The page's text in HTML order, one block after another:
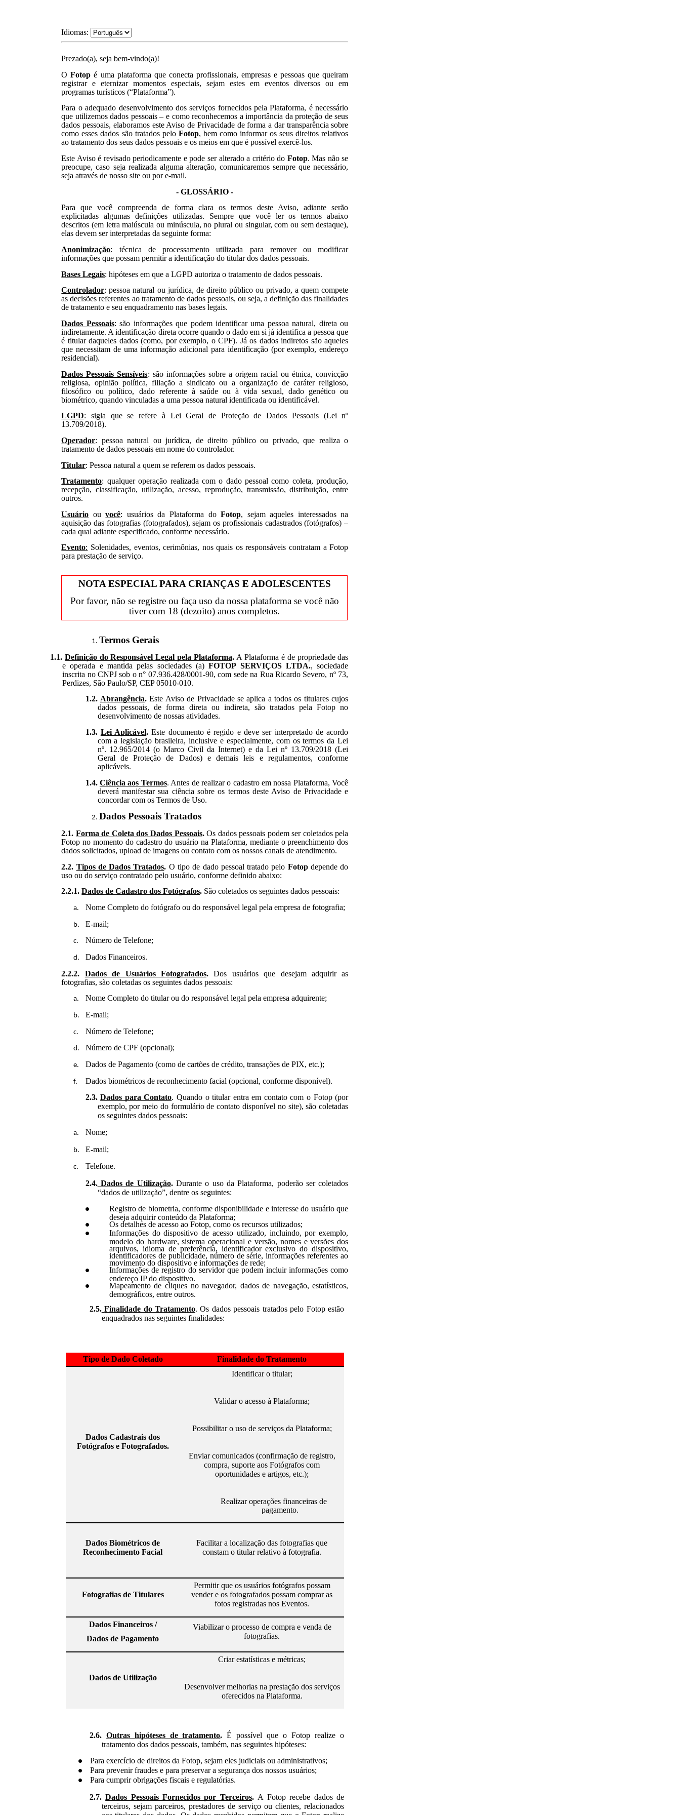
Idiomas:
Prezado(a), seja bem-vindo(a)!
O Fotop é uma plataforma que conecta profissionais, empresas e pessoas que queiram
registrar e eternizar momentos especiais, sejam estes em eventos diversos ou em
programas turísticos (“Plataforma”).
Para o adequado desenvolvimento dos serviços fornecidos pela Plataforma, é necessário
que utilizemos dados pessoais – e como reconhecemos a importância da proteção de seus
dados pessoais, elaboramos este Aviso de Privacidade de forma a dar transparência sobre
como esses dados são tratados pelo Fotop, bem como informar os seus direitos relativos
ao tratamento dos seus dados pessoais e os meios em que é possível exercê-los.
Este Aviso é revisado periodicamente e pode ser alterado a critério do Fotop. Mas não se
preocupe, caso seja realizada alguma alteração, comunicaremos sempre que necessário,
seja através de nosso site ou por e-mail.
- GLOSSÁRIO -
Para que você compreenda de forma clara os termos deste Aviso, adiante serão
explicitadas algumas definições utilizadas. Sempre que você ler os termos abaixo
descritos (em letra maiúscula ou minúscula, no plural ou singular, com ou sem destaque),
elas devem ser interpretadas da seguinte forma:
Anonimização: técnica de processamento utilizada para remover ou modificar
informações que possam permitir a identificação do titular dos dados pessoais.
Bases Legais: hipóteses em que a LGPD autoriza o tratamento de dados pessoais.
Controlador: pessoa natural ou jurídica, de direito público ou privado, a quem compete
as decisões referentes ao tratamento de dados pessoais, ou seja, a definição das finalidades
de tratamento e seu enquadramento nas bases legais.
Dados Pessoais: são informações que podem identificar uma pessoa natural, direta ou
indiretamente. A identificação direta ocorre quando o dado em si já identifica a pessoa que
é titular daqueles dados (como, por exemplo, o CPF). Já os dados indiretos são aqueles
que necessitam de uma informação adicional para identificação (por exemplo, endereço
residencial).
Dados Pessoais Sensíveis: são informações sobre a origem racial ou étnica, convicção
religiosa, opinião política, filiação a sindicato ou a organização de caráter religioso,
filosófico ou político, dado referente à saúde ou à vida sexual, dado genético ou
biométrico, quando vinculadas a uma pessoa natural identificada ou identificável.
LGPD: sigla que se refere à Lei Geral de Proteção de Dados Pessoais (Lei nº
13.709/2018).
Operador: pessoa natural ou jurídica, de direito público ou privado, que realiza o
tratamento de dados pessoais em nome do controlador.
Titular: Pessoa natural a quem se referem os dados pessoais.
Tratamento: qualquer operação realizada com o dado pessoal como coleta, produção,
recepção, classificação, utilização, acesso, reprodução, transmissão, distribuição, entre
outros.
Usuário ouvocê: usuários da Plataforma doFotop, sejam aqueles interessados na
aquisição das fotografias (fotografados), sejam os profissionais cadastrados (fotógrafos) –
cada qual adiante especificado, conforme necessário.
Evento: Solenidades, eventos, cerimônias, nos quais os responsáveis contratam a Fotop
para prestação de serviço.
NOTA ESPECIAL PARA CRIANÇAS E ADOLESCENTES
Por favor, não se registre ou faça uso da nossa plataforma se você não
tiver com 18 (dezoito) anos completos.
Termos Gerais
1.1. Definição do Responsável Legal pela Plataforma.A Plataforma é de propriedade das
e operada e mantida pelas sociedades (a)FOTOP SERVIÇOS LTDA., sociedade
inscrita no CNPJ sob o n° 07.936.428/0001-90, com sede na Rua Ricardo Severo, nº 73,
Perdizes, São Paulo/SP, CEP 05010-010.
1.2. Abrangência.Este Aviso de Privacidade se aplica a todos os titulares cujos
dados pessoais, de forma direta ou indireta, são tratados pela Fotop no
desenvolvimento de nossas atividades.
1.3. Lei Aplicável. Este documento é regido e deve ser interpretado de acordo
com a legislação brasileira, inclusive e especialmente, com os termos da Lei
nº. 12.965/2014 (o Marco Civil da Internet) e da Lei nº 13.709/2018 (Lei
Geral de Proteção de Dados) e demais leis e regulamentos, conforme
aplicáveis.
1.4. Ciência aos Termos. Antes de realizar o cadastro em nossa Plataforma, Você
deverá manifestar sua ciência sobre os termos deste Aviso de Privacidade e
concordar com os Termos de Uso.
Dados Pessoais Tratados
2.1. Forma de Coleta dos Dados Pessoais.Os dados pessoais podem ser coletados pela
Fotop no momento do cadastro do usuário na Plataforma, mediante o preenchimento dos
dados solicitados, upload de imagens ou contato com os nossos canais de atendimento.
2.2. Tipos de Dados Tratados. O tipo de dado pessoal tratado pelo Fotopdepende do
uso ou do serviço contratado pelo usuário, conforme definido abaixo:
2.2.1.Dados de Cadastro dos Fotógrafos. São coletados os seguintes dados pessoais:
Nome Completo do fotógrafo ou do responsável legal pela empresa de fotografia;
E-mail;
Número de Telefone;
Dados Financeiros.
2.2.2. Dados de Usuários Fotografados.Dos usuários que desejam adquirir as
fotografias, são coletadas os seguintes dados pessoais:
Nome Completo do titular ou do responsável legal pela empresa adquirente;
E-mail;
Número de Telefone;
Número de CPF (opcional);
Dados de Pagamento (como de cartões de crédito, transações de PIX, etc.);
Dados biométricos de reconhecimento facial (opcional, conforme disponível).
2.3.Dados para Contato. Quando o titular entra em contato como Fotop (por
exemplo, por meio do formulário de contato disponível no site), são coletadas
os seguintes dados pessoais:
Nome;
E-mail;
Telefone.
2.4.Dados de Utilização. Durante o uso da Plataforma, poderão ser coletados
“dados de utilização”, dentre os seguintes:
Registro de biometria, conforme disponibilidade e interesse do usuário que
deseja adquirir conteúdo da Plataforma;
Os detalhes de acesso ao Fotop, como os recursos utilizados;
Informações do dispositivo de acesso utilizado, incluindo, por exemplo,
modelo do hardware, sistema operacional e versão, nomes e versões dos
arquivos, idioma de preferência, identificador exclusivo do dispositivo,
identificadores de publicidade, número de série, informações referentes ao
movimento do dispositivo e informações de rede;
Informações de registro do servidor que podem incluir informações como
endereço IP do dispositivo.
Mapeamento de cliques no navegador, dados de navegação, estatísticos,
demográficos, entre outros.
2.5. Finalidade do Tratamento. Os dados pessoais tratados pelo Fotop estão
enquadrados nas seguintes finalidades:
Tipo de Dado Coletado Finalidade do Tratamento
Dados Cadastrais dos
Fotógrafos e Fotografados.
Identificar o titular;
Validar o acesso à Plataforma;
Possibilitar o uso de serviços da Plataforma;
Enviar comunicados (confirmação de registro,
compra, suporte aos Fotógrafos com
oportunidades e artigos, etc.);
Realizar operações financeiras de
pagamento.
Dados Biométricos de
Reconhecimento Facial
Facilitar a localização das fotografias que
constam o titular relativo à fotografia.
Fotografias de Titulares
Permitir que os usuários fotógrafos possam
vender e os fotografados possam comprar as
fotos registradas nos Eventos.
Dados Financeiros /
Dados de Pagamento
Viabilizar o processo de compra e venda de
fotografias.
Dados de Utilização
Criar estatísticas e métricas;
Desenvolver melhorias na prestação dos serviços
oferecidos na Plataforma.
2.6. Outras hipóteses de tratamento.É possível queo Fotop realize o
tratamento dos dados pessoais, também, nas seguintes hipóteses:
Para exercício de direitos da Fotop, sejam eles judiciais ou administrativos;
Para prevenir fraudes e para preservar a segurança dos nossos usuários;
Para cumprir obrigações fiscais e regulatórias.
2.7.Dados Pessoais Fornecidos por Terceiros. A Fotop recebe dados de
terceiros, sejam parceiros, prestadores de serviço ou clientes, relacionados